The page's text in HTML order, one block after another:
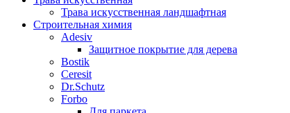
Трава искусственная ландшафтная
Строительная химия
Adesiv
Защитное покрытие для дерева
Bostik
Ceresit
Dr.Schutz
Forbo